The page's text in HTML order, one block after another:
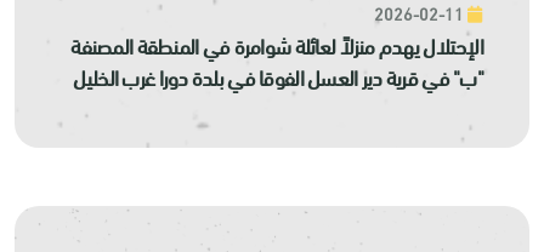
الإحتلال يهدم منزلاً لعائلة شوامرة في المنطقة المصنفة
"ب" في قرية دير العسل الفوقا في بلدة دورا غرب الخليل